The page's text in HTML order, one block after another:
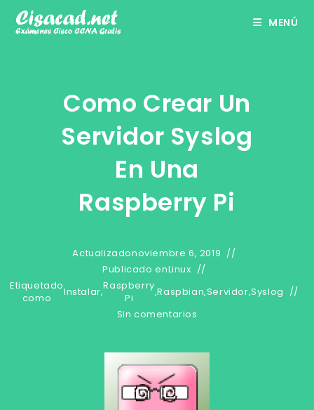
MENÚ
Como Crear Un
Servidor Syslog
En Una
Raspberry Pi
Actualizadonoviembre 6, 2019
Publicado enLinux
Etiquetado
como
Instalar,Raspberry
Pi
,Raspbian,Servidor,Syslog
Sin comentarios